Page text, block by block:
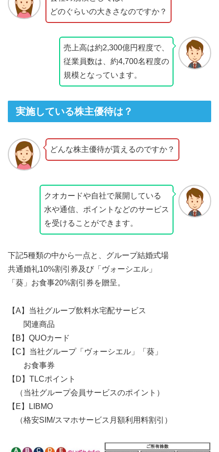
どのぐらいの大きさなのですか？
売上高は約2,300億円程度で、
従業員数は、約4,700名程度の
規模となっています。
実施している株主優待は？
どんな株主優待が貰えるのですか？
クオカードや自社で展開している
水や通信、ポイントなどのサービス
を受けることができます。
下記5種類の中から一点と、グループ結婚式場
共通婚礼10%割引券及び「ヴォーシエル」
「葵」お食事20%割引券を贈呈。
【A】当社グループ飲料水宅配サービス
関連商品
【B】QUOカード
【C】当社グループ「ヴォーシエル」「葵」
お食事券
【D】TLCポイント
（当社グループ会員サービスのポイント）
【E】LIBMO
（格安SIM/スマホサービス月額利用料割引）